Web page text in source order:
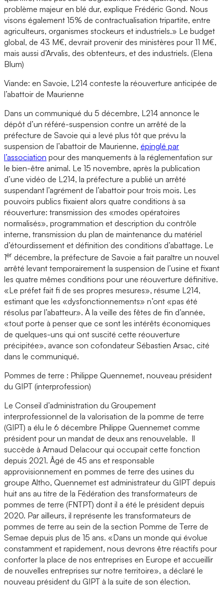
problème majeur en blé dur, explique Frédéric Gond. Nous
visons également 15% de contractualisation tripartite, entre
agriculteurs, organismes stockeurs et industriels.» Le budget
global, de 43 M€, devrait provenir des ministères pour 11 M€,
mais aussi d’Arvalis, des obtenteurs, et des industriels. (Elena
Blum)
Viande: en Savoie, L214 conteste la réouverture anticipée de
l’abattoir de Maurienne
Dans un communiqué du 5 décembre, L214 annonce le
dépôt d’un référé-suspension contre un arrêté de la
préfecture de Savoie qui a levé plus tôt que prévu la
suspension de l’abattoir de Maurienne, épinglé par
l’association pour des manquements à la réglementation sur
le bien-être animal. Le 15 novembre, après la publication
d’une vidéo de L214, la préfecture a publié un arrêté
suspendant l’agrément de l’abattoir pour trois mois. Les
pouvoirs publics fixaient alors quatre conditions à sa
réouverture: transmission des «modes opératoires
normalisés», programmation et description du contrôle
interne, transmission du plan de maintenance du matériel
d’étourdissement et définition des conditions d’abattage. Le
1er décembre, la préfecture de Savoie a fait paraître un nouvel
arrêté levant temporairement la suspension de l’usine et fixant
les quatre mêmes conditions pour une réouverture définitive.
«Le préfet fait fi de ses propres mesures», résume L214,
estimant que les «dysfonctionnements» n’ont «pas été
résolus par l’abatteur». À la veille des fêtes de fin d’année,
«tout porte à penser que ce sont les intérêts économiques
de quelques-uns qui ont suscité cette réouverture
précipitée», avance son cofondateur Sébastien Arsac, cité
dans le communiqué.
Pommes de terre : Philippe Quennemet, nouveau président
du GIPT (interprofession)
Le Conseil d’administration du Groupement
interprofessionnel de la valorisation de la pomme de terre
(GIPT) a élu le 6 décembre Philippe Quennemet comme
président pour un mandat de deux ans renouvelable. Il
succède à Arnaud Delacour qui occupait cette fonction
depuis 2021. Âgé de 45 ans et responsable
approvisionnement en pommes de terre des usines du
groupe Altho, Quennemet est administrateur du GIPT depuis
huit ans au titre de la Fédération des transformateurs de
pommes de terre (FNTPT) dont il a été le président depuis
2020. Par ailleurs, il représente les transformateurs de
pommes de terre au sein de la section Pomme de Terre de
Semae depuis plus de 15 ans. «Dans un monde qui évolue
constamment et rapidement, nous devrons être réactifs pour
conforter la place de nos entreprises en Europe et accueillir
de nouvelles entreprises sur notre territoire», a déclaré le
nouveau président du GIPT à la suite de son élection.